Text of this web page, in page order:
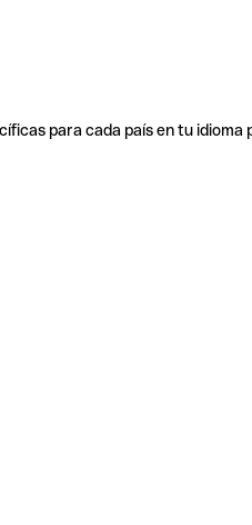
para cada país en tu idioma